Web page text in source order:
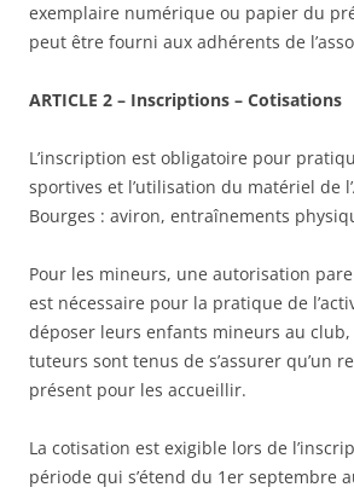
exemplaire numérique ou papier du
peut être fourni aux adhérents de
ARTICLE 2 – Inscriptions – Cotisations
L’inscription est obligatoire pour
sportives et l’utilisation du matériel de
Bourges : aviron, entraînements
Pour les mineurs, une autorisation
est nécessaire pour la pratique de
déposer leurs enfants mineurs au
tuteurs sont tenus de s’assurer qu’un
présent pour les accueillir.
La cotisation est exigible lors de
période qui s’étend du 1er septembre